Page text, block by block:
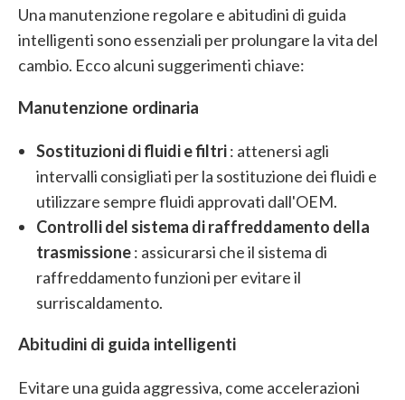
Una manutenzione regolare e abitudini di guida
intelligenti sono essenziali per prolungare la vita del
cambio. Ecco alcuni suggerimenti chiave:
Manutenzione ordinaria
Sostituzioni di fluidi e filtri: attenersi agli
intervalli consigliati per la sostituzione dei fluidi e
utilizzare sempre fluidi approvati dall'OEM.
Controlli del sistema di raffreddamento della
trasmissione: assicurarsi che il sistema di
raffreddamento funzioni per evitare il
surriscaldamento.
Abitudini di guida intelligenti
Evitare una guida aggressiva, come accelerazioni